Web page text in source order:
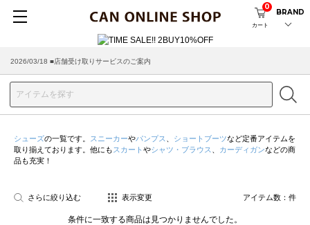
カート
0
BRAND
2026/03/18 ■店舗受け取りサービスのご案内
シューズの一覧です。 スニーカーやパンプス ショートブーツなど定番アイテムを
取り揃えております。他にも スカート やシャツ・ブラウス カーディガンなどの商
品も充実！
さらに絞り込む 表示変更 アイテム数： 件
条件に一致する商品は見つかりませんでした。